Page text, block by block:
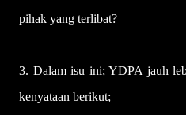
pihak yang terlibat?
3. Dalam isu ini; YDPA jauh
kenyataan berikut;